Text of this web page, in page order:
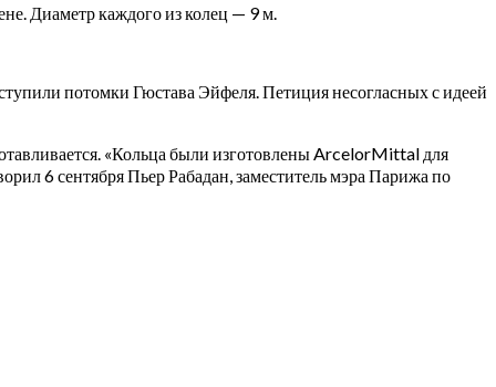
Диаметр каждого из колец — 9 м.
потомки Гюстава Эйфеля. Петиция несогласных с идеей
«Кольца были изготовлены ArcelorMittal для
6 сентября Пьер Рабадан, заместитель мэра Парижа по